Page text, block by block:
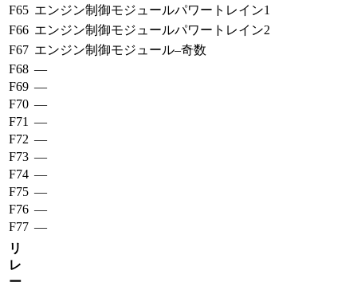
F65 エンジン制御モジュールパワートレイン1
F66 エンジン制御モジュールパワートレイン2
F67 エンジン制御モジュール–奇数
F68 —
F69 —
F70 —
F71 —
F72 —
F73 —
F74 —
F75 —
F76 —
F77 —
リ
レ
ー